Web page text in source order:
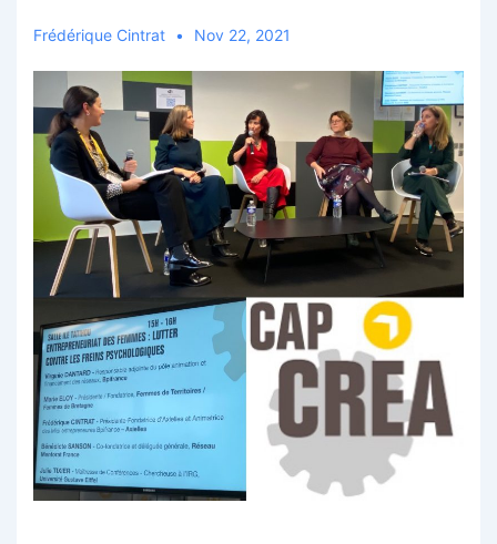
Frédérique Cintrat Nov 22, 2021